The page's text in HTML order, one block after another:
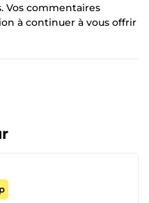
Vos commentaires
à continuer à vous offrir